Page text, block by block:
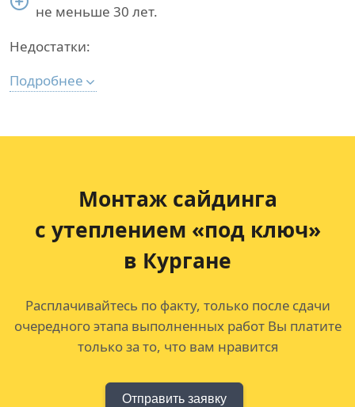
не меньше 30 лет.
Недостатки:
Подробнее
Монтаж сайдинга
с утеплением «под ключ»
в Кургане
Расплачивайтесь по факту, только после сдачи
очередного этапа выполненных работ Вы платите
только за то, что вам нравится
Отправить заявку